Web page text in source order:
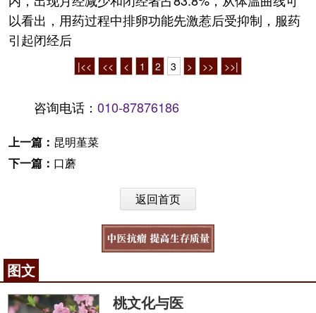
以看出，用药过程中排卵功能先激惹后受抑制，服药
引起闭经后
|<< << < 1 2 3 > >> >>|
咨询电话： 010-87876186
上一篇： 昆明堇菜
下一篇： 口蘑
返回首页
图文
桃文化与医